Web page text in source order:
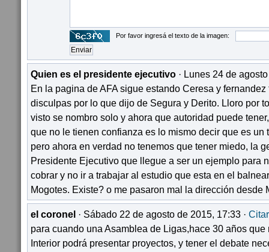
Por favor ingresá el texto de la imagen:
Quien es el presidente ejecutivo · Lunes 24 de
En la pagina de AFA sigue estando Ceresa y
disculpas por lo que dijo de Segura y Derito. Lloro por
visto se nombro solo y ahora que autoridad puede
que no le tienen confianza es lo mismo decir que es un
pero ahora en verdad no tenemos que tener miedo, la
Presidente Ejecutivo que llegue a ser un ejemplo para
cobrar y no ir a trabajar al estudio que esta en el
Mogotes. Existe? o me pasaron mal la dirección desde
el coronel · Sábado 22 de agosto de 2015, 17:33 · Citar
para cuando una Asamblea de Ligas,hace 30 años
Interior podrá presentar proyectos, y tener el debate